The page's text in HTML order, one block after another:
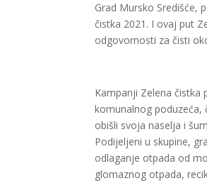
Grad Mursko Središće,
čistka 2021. I ovaj put
odgovornosti za čisti
Kampanji Zelena čistka
komunalnog poduzeća,
obišli svoja naselja i
Podijeljeni u skupine,
odlaganje otpada od
glomaznog otpada,